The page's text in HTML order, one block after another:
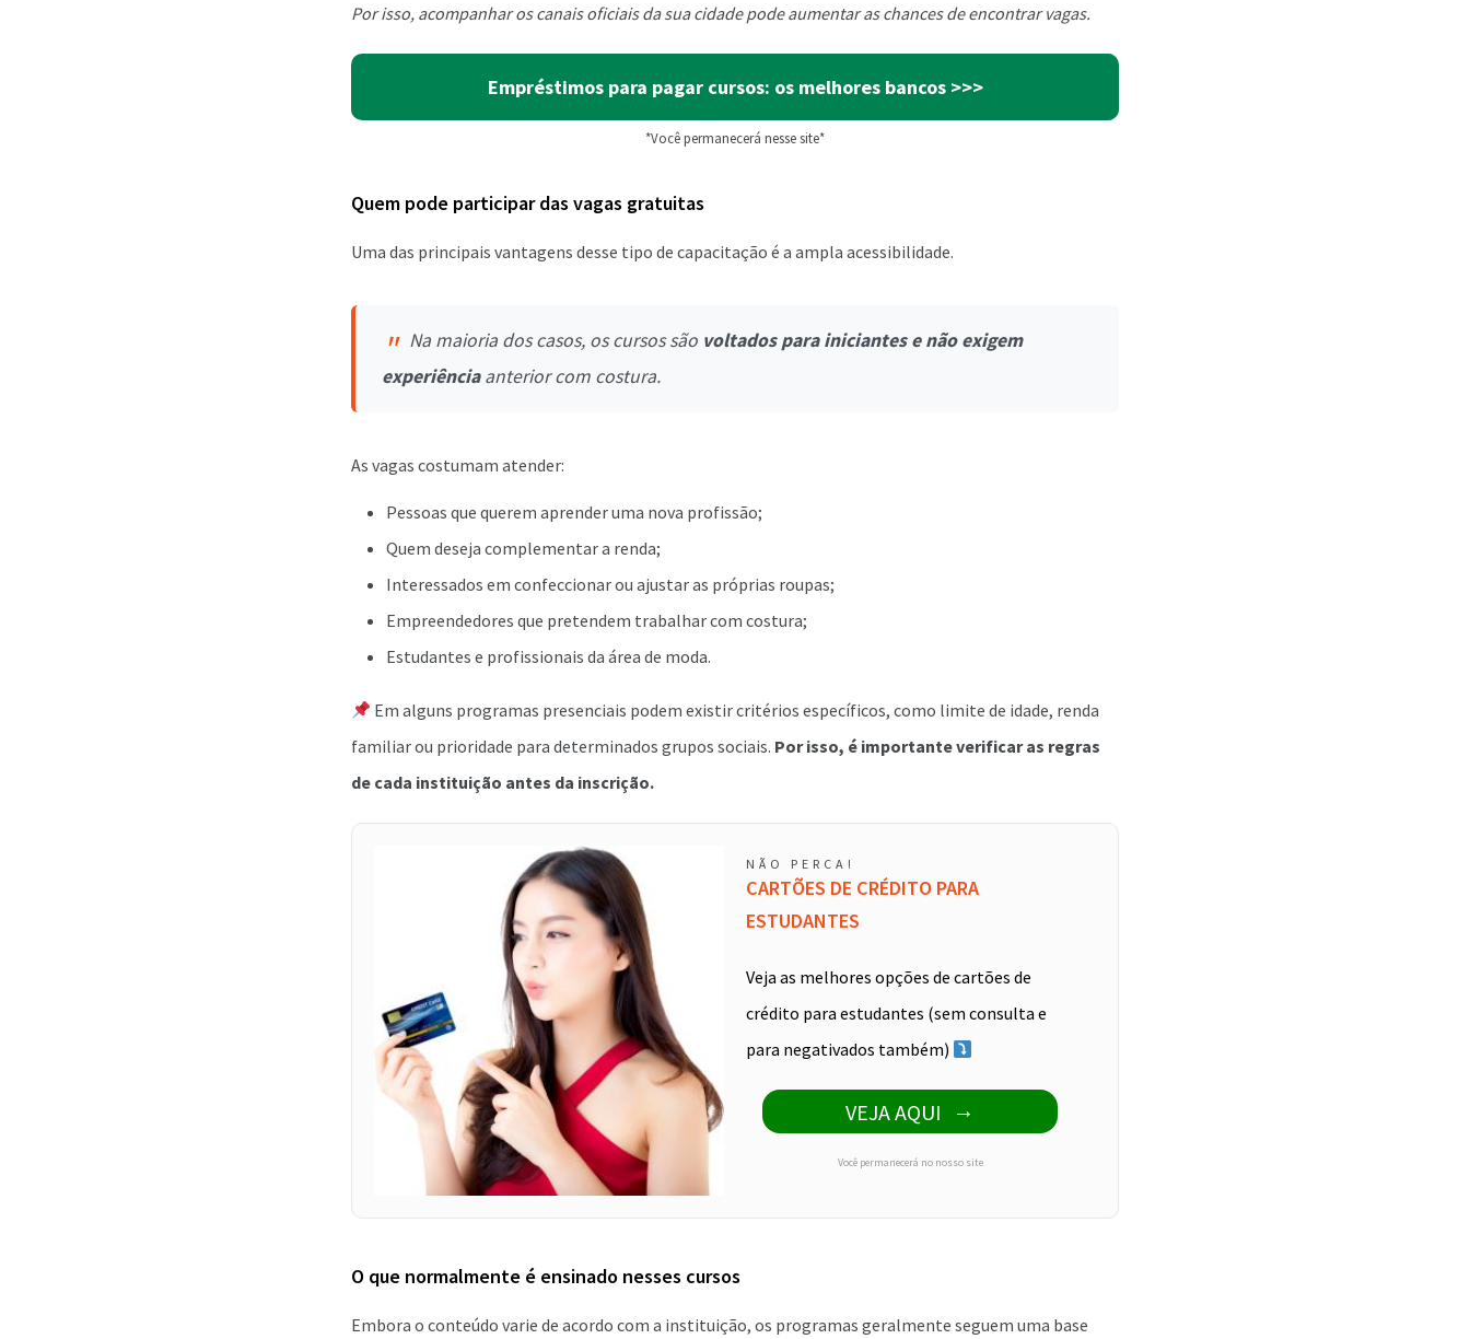
Por isso, acompanhar os canais oficiais da sua cidade pode aumentar as chances de encontrar vagas.
Empréstimos para pagar cursos: os melhores bancos >>>
*Você permanecerá nesse site*
Quem pode participar das vagas gratuitas
Uma das principais vantagens desse tipo de capacitação é a ampla acessibilidade.
Na maioria dos casos, os cursos são voltados para iniciantes e não exigem
experiênciaanterior com costura.
As vagas costumam atender:
Pessoas que querem aprender uma nova profissão;
Quem deseja complementar a renda;
Interessados em confeccionar ou ajustar as próprias roupas;
Empreendedores que pretendem trabalhar com costura;
Estudantes e profissionais da área de moda.
Em alguns programas presenciais podem existir critérios específicos, como limite de idade, renda
familiar ou prioridade para determinados grupos sociais. Por isso, é importante verificar as regras
de cada instituição antes da inscrição.
NÃO PERCA!
CARTÕES DE CRÉDITO PARA
ESTUDANTES
Veja as melhores opções de cartões de
crédito para estudantes (sem consulta e
para negativados também)
VEJA AQUI
Você permanecerá no nosso site
O que normalmente é ensinado nesses cursos
Embora o conteúdo varie de acordo com a instituição, os programas geralmente seguem uma base